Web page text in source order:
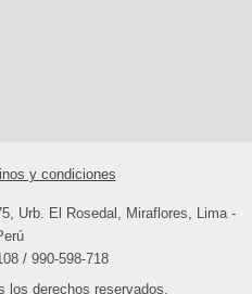
y condiciones
Urb. El Rosedal, Miraflores, Lima -
/ 990-598-718
los derechos reservados.